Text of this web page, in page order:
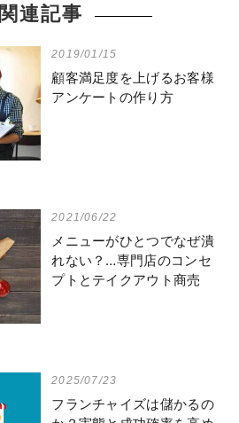
関連記事
2019/01/15
顧客満足度を上げるお客様
アンケートの作り方
2021/06/22
メニューがひとつでなぜ潰
れない？…専門店のコンセ
プトとテイクアウト商売
2025/07/23
フランチャイズは儲かるの